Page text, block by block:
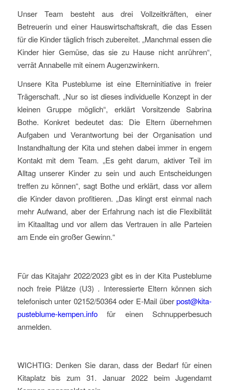
Unser Team besteht aus drei Vollzeitkräften, einer
Betreuerin und einer Hauswirtschaftskraft, die das Essen
für die Kinder täglich frisch zubereitet. „Manchmal essen die
Kinder hier Gemüse, das sie zu Hause nicht anrühren“,
verrät Annabelle mit einem Augenzwinkern.
Unsere Kita Pusteblume ist eine Elterninitiative in freier
Trägerschaft. „Nur so ist dieses individuelle Konzept in der
kleinen Gruppe möglich“, erklärt Vorsitzende Sabrina
Bothe. Konkret bedeutet das: Die Eltern übernehmen
Aufgaben und Verantwortung bei der Organisation und
Instandhaltung der Kita und stehen dabei immer in engem
Kontakt mit dem Team. „Es geht darum, aktiver Teil im
Alltag unserer Kinder zu sein und auch Entscheidungen
treffen zu können“, sagt Bothe und erklärt, dass vor allem
die Kinder davon profitieren. „Das klingt erst einmal nach
mehr Aufwand, aber der Erfahrung nach ist die Flexibilität
im Kitaalltag und vor allem das Vertrauen in alle Parteien
am Ende ein großer Gewinn.“
Für das Kitajahr 2022/2023 gibt es in der Kita Pusteblume
noch freie Plätze (U3) . Interessierte Eltern können sich
telefonisch unter 02152/50364 oder E-Mail überpost@kita-
pusteblume-kempen.infofür einen Schnupperbesuch
anmelden.
WICHTIG: Denken Sie daran, dass der Bedarf für einen
Kitaplatz bis zum 31. Januar 2022 beim Jugendamt